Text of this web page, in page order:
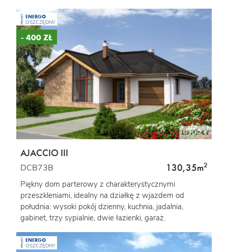
PROJEKT ENERGO
OSZCZĘDNY
- 400 ZŁ
AJACCIO III
DCB73B 130,35m2
Piękny dom parterowy z charakterystycznymi
przeszkleniami, idealny na działkę z wjazdem od
południa: wysoki pokój dzienny, kuchnia, jadalnia,
gabinet, trzy sypialnie, dwie łazienki, garaż.
PROJEKT ENERGO
OSZCZĘDNY